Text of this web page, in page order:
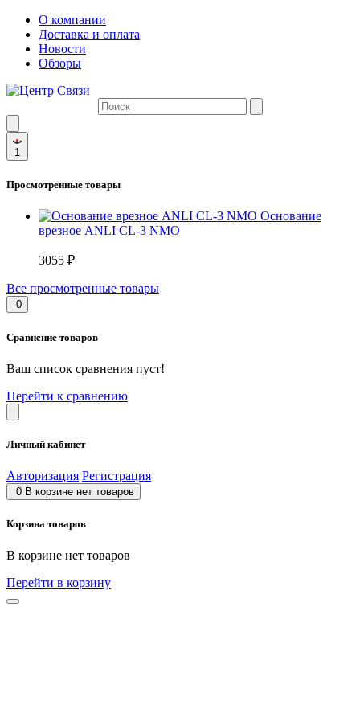
О компании
Доставка и оплата
Новости
Обзоры
1
Просмотренные товары
Основание
врезное ANLI CL-3 NMO
3055 ₽
Все просмотренные товары
0
Сравнение товаров
Ваш список сравнения пуст!
Перейти к сравнению
Личный кабинет
Авторизация Регистрация
0 В корзине нет товаров
Корзина товаров
В корзине нет товаров
Перейти в корзину